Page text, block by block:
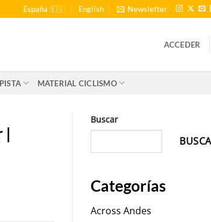
España 🇪🇸 English Newsletter
ACCEDER
PISTA MATERIAL CICLISMO
|
Buscar
Categorías
Across Andes